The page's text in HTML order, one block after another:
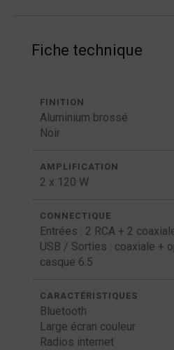
Fiche technique
FINITION
Aluminium brossé
Noir
AMPLIFICATION
2 x 120 W
CONNECTIQUE
Entrées : 2 RCA + 2
USB / Sorties : coaxiale +
casque 6.5
CARACTÉRISTIQUES
Bluetooth
Large écran couleur
Radios internet